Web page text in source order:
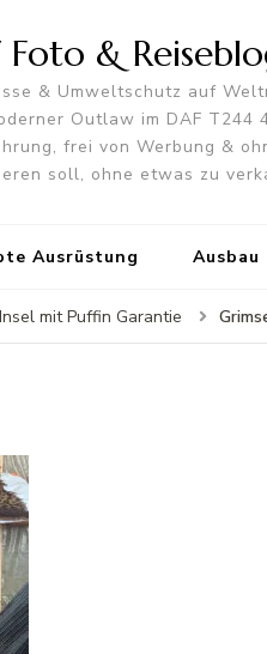
&
& Umweltschutz auf
Outlaw im DAF T244
frei von Werbung &
soll, ohne etwas zu
Ausrüstung Ausbau
mit Puffin Garantie